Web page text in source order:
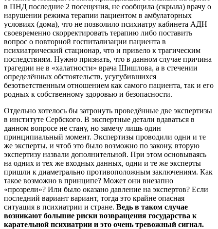
в ПНД последние 2 посещения, не сообщила (скрыла) врачу о
нарушении режима терапии пациентом в амбулаторных
условиях (дома), что не позволило психиатру кабинета АДН
своевременно скорректировать терапию либо поставить
вопрос о повторной госпитализации пациента в
психиатрический стационар, что и привело к трагическим
последствиям. Нужно признать, что в данном случае причина
трагедии не в «халатности» врача Шишлова, а в стечении
определённых обстоятельств, усугубившихся
безответственным отношением как самого пациента, так и его
родных к собственному здоровью и безопасности.
Отдельно хотелось бы затронуть проведённые две экспертизы
в институте Сербского. В экспертные детали вдаваться в
данном вопросе не стану, но замечу лишь один
принципиальный момент. Экспертизы проводили одни и те
же эксперты, и чтоб это было возможно по закону, вторую
экспертизу назвали дополнительной. При этом основываясь
на одних и тех же входных данных, одни и те же эксперты
пришли к диаметрально противоположным заключениям. Как
такое возможно в принципе? Может они внезапно
«прозрели»? Или было оказано давление на экспертов? Если
последний вариант вариант, тогда это крайне опасная
ситуация в психиатрии и стране. Ведь в таком случае
возникают большие риски возвращения государства к
карательной психиатрии и это очень тревожный сигнал.